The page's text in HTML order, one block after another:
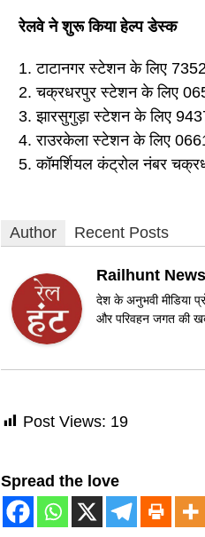
रेलवे ने शुरू किया हेल्प डेस्क
1. टाटानगर स्टेशन के लिए
2. चक्रधरपुर स्टेशन के लिए
3. झारसुगुड़ा स्टेशन के लिए
4. राउरकेला स्टेशन के लिए
5. कॉमर्शियल कंट्रोल नंबर
Author Recent Posts
Railhunt
देश के अनुभवी मीडिया
और परिवहन जगत की
Post Views: 19
Spread the love